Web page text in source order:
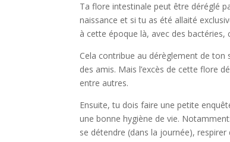
Ta flore intestinale peut être déréglé
naissance et si tu as été allaité
à cette époque là, avec des
Cela contribue au dérèglement de
des amis. Mais l’excès de cette flore
entre autres.
Ensuite, tu dois faire une petite
une bonne hygiène de vie.
se détendre (dans la journée),